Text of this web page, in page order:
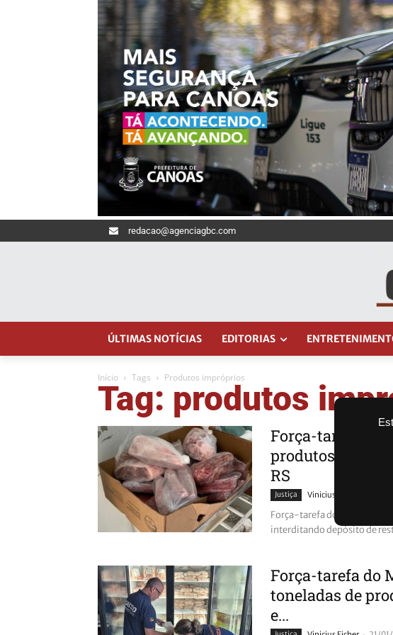
redacao@agenciagbc.com
ÚLTIMAS NOTÍCIAS EDITORIAS
Início Tags Produtos impróprios
Tag: produtos
Força-tarefa do
produtos
RS
Justiça Vinicius Ficher 24/
Força-tarefa do MP-RS
interditando depósito de
Força-tarefa do
toneladas de
e...